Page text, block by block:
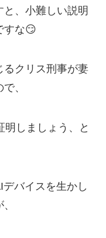
、小難しい説明
すな😏
クリス刑事が妻
、
明しましょう、と
バイスを生かし